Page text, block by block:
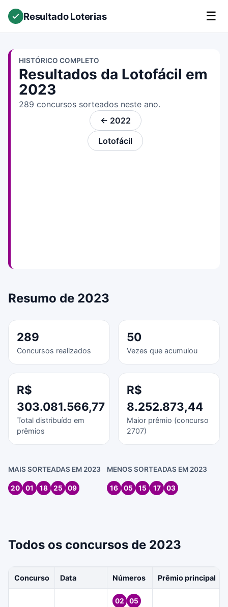
Resultado Loterias ☰
HISTÓRICO COMPLETO
Resultados da Lotofácil em
2023
289 concursos sorteados neste ano.
← 2022
Lotofácil
Resumo de 2023
289
Concursos realizados
50
Vezes que acumulou
R$
303.081.566,77
Total distribuído em
prêmios
R$
8.252.873,44
Maior prêmio (concurso
2707)
MAIS SORTEADAS EM 2023
20 01 18 25 09
MENOS SORTEADAS EM 2023
16 05 15 17 03
Todos os concursos de 2023
Concurso Data Números Prêmio principal
02
05